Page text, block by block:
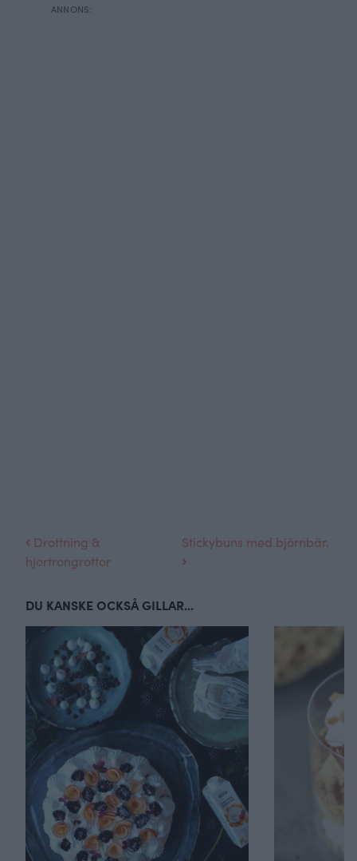
Drottning &
hjortrongrottor
Stickybuns med björnbär.
DU KANSKE OCKSÅ GILLAR...